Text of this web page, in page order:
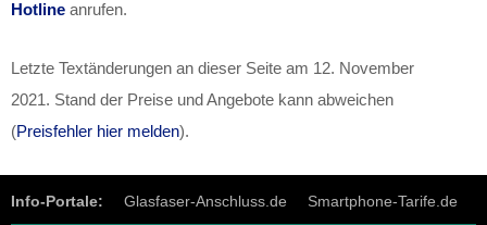
Hotline anrufen.
Letzte Textänderungen an dieser Seite am 12. November
2021 . Stand der Preise und Angebote kann abweichen
(Preisfehler hier melden).
Info-Portale: Glasfaser-Anschluss.de Smartphone-Tarife.de